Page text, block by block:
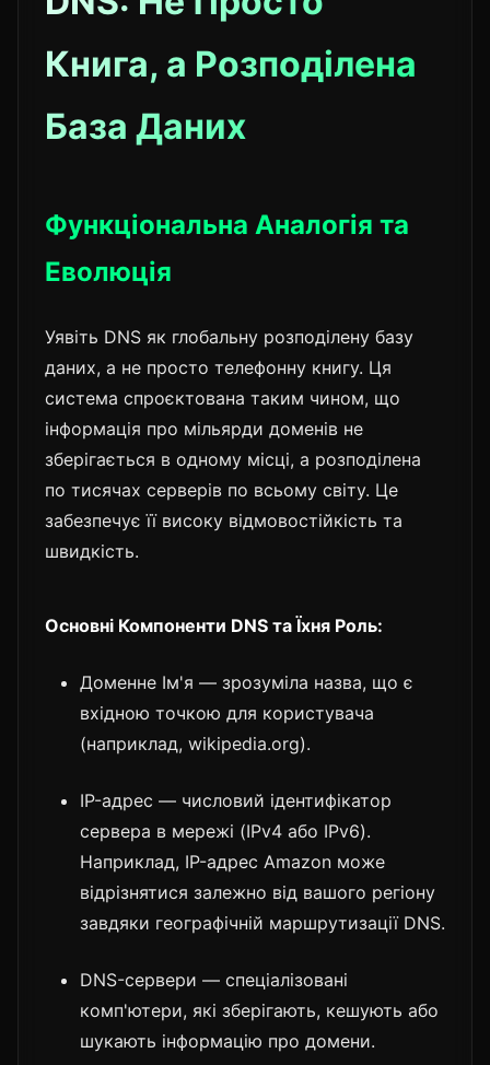
Книга, а Розподілена
База Даних
Функціональна Аналогія та
Еволюція
Уявіть DNS як глобальну розподілену базу
даних, а не просто телефонну книгу. Ця
система спроєктована таким чином, що
інформація про мільярди доменів не
зберігається в одному місці, а розподілена
по тисячах серверів по всьому світу. Це
забезпечує її високу відмовостійкість та
швидкість.
Основні Компоненти DNS та Їхня Роль:
Доменне Ім'я — зрозуміла назва, що є
вхідною точкою для користувача
(наприклад, wikipedia.org).
IP-адрес — числовий ідентифікатор
сервера в мережі (IPv4 або IPv6).
Наприклад, IP-адрес Amazon може
відрізнятися залежно від вашого регіону
завдяки географічній маршрутизації DNS.
DNS-сервери — спеціалізовані
комп'ютери, які зберігають, кешують або
шукають інформацію про домени.